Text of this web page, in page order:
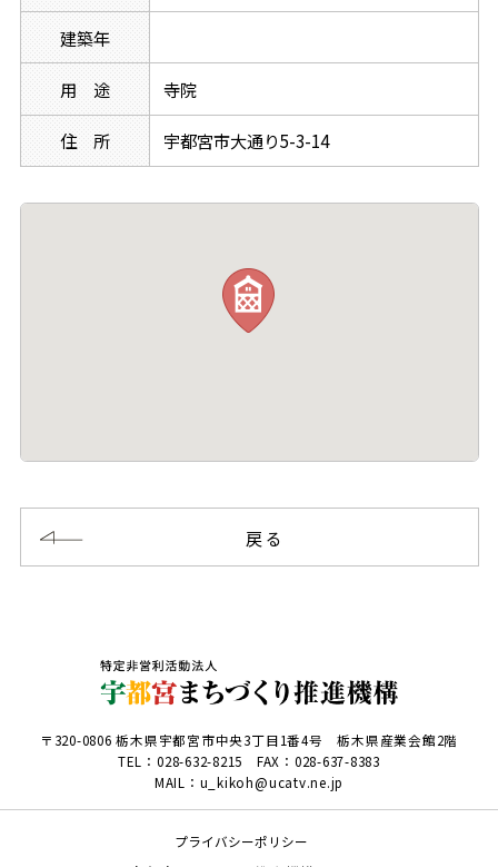
建築年
用 途 寺院
住 所 宇都宮市大通り5-3-14
戻る
〒320-0806 栃木県宇都宮市中央3丁目1番4号 栃木県産業会館2階
TEL：028-632-8215 FAX：028-637-8383
MAIL：u_kikoh@ucatv.ne.jp
プライバシーポリシー